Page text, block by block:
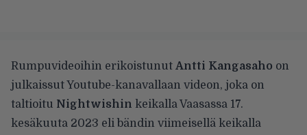
Rumpuvideoihin erikoistunut Antti Kangasaho on
julkaissutYoutube-kanavallaan videon, joka on
taltioitu Nightwishin keikalla Vaasassa 17.
kesäkuuta 2023 eli bändin viimeisellä keikalla